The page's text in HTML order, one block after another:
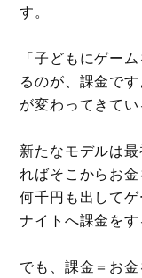
す。
「子どもにゲー
るのが、課金で
が変わってきてい
新たなモデルは
ればそこからお
何千円も出して
ナイトへ課金を
でも、課金＝お